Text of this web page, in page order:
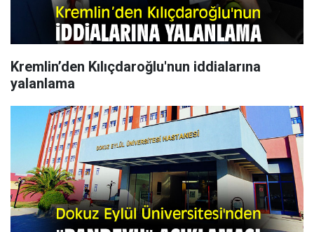
Kremlin’den Kılıçdaroğlu'nun iddialarına
yalanlama